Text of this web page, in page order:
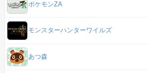
ポケモンZA
モンスターハンターワイルズ
あつ森